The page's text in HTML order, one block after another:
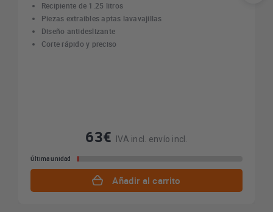
Recipiente de 1.25 litros
Piezas extraíbles aptas lavavajillas
Diseño antideslizante
Corte rápido y preciso
63€ IVA incl. envío incl.
Última unidad
Añadir al carrito